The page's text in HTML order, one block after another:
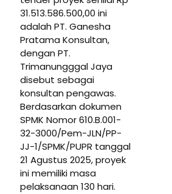
31.513.586.500,00 ini
adalah PT. Ganesha
Pratama Konsultan,
dengan PT.
Trimanungggal Jaya
disebut sebagai
konsultan pengawas.
Berdasarkan dokumen
SPMK Nomor 610.B.001-
32-3000/Pem-JLN/PP-
JJ-1/SPMK/PUPR tanggal
21 Agustus 2025, proyek
ini memiliki masa
pelaksanaan 130 hari.